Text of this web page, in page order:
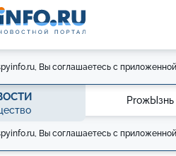
Вы соглашаетесь с приложенной
ProжЫзнь
Вы соглашаетесь с приложенной